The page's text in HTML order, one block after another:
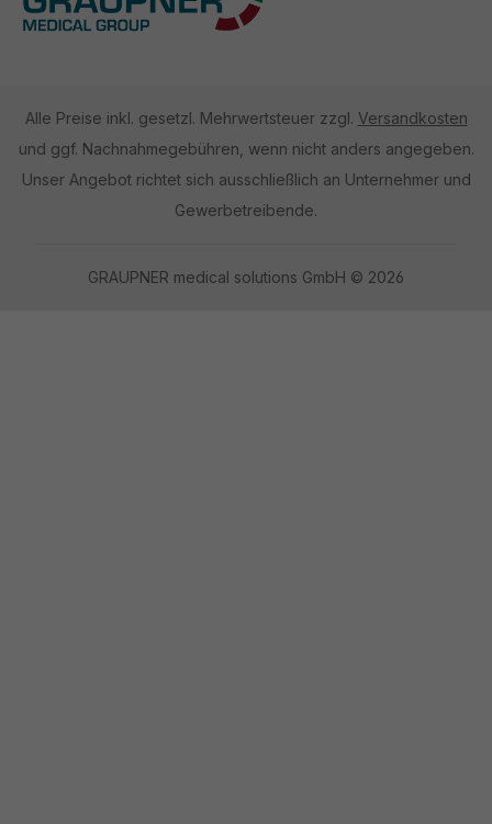
Alle Preise inkl. gesetzl. Mehrwertsteuer zzgl. Versandkosten
und ggf. Nachnahmegebühren, wenn nicht anders angegeben.
Unser Angebot richtet sich ausschließlich an Unternehmer und
Gewerbetreibende.
GRAUPNER medical solutions GmbH © 2026